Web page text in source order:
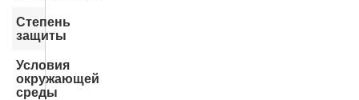
Степень
защиты
Условия
окружающей
среды